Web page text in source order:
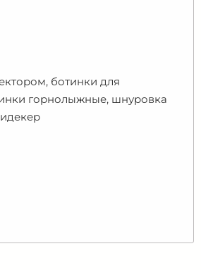
ботинки для
горнолыжные, шнуровка